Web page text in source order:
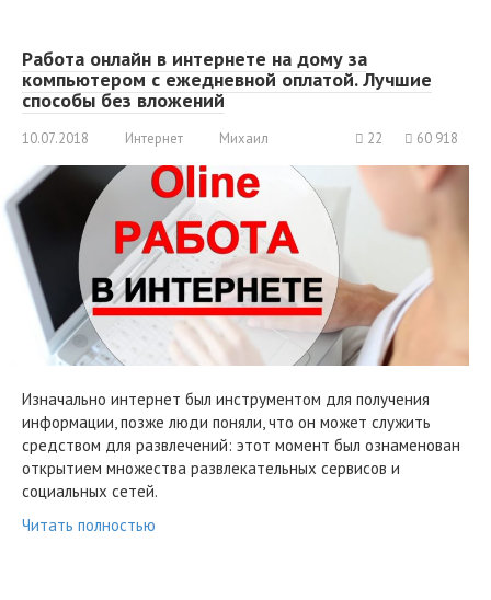
Работа онлайн в интернете на дому за
компьютером с ежедневной оплатой. Лучшие
способы без вложений
10.07.2018 Интернет Михаил 22 60 918
Изначально интернет был инструментом для получения
информации, позже люди поняли, что он может служить
средством для развлечений: этот момент был ознаменован
открытием множества развлекательных сервисов и
социальных сетей.
Читать полностью